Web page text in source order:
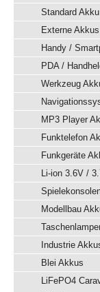
Standard Akku
Externe Akkus
Handy /
PDA /
Werkzeug
MP3 Player
Funktelefon
Funkgeräte
Li-ion 3.6V /
Modellbau
Industrie
Blei Akkus
LiFePO4